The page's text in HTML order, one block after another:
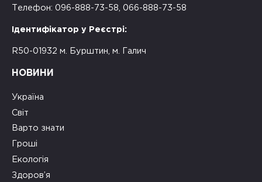
Телефон: 096-888-73-58, 066-888-73-58
Ідентифікатор у Реєстрі:
R50-01932 м. Бурштин, м. Галич
НОВИНИ
Україна
Світ
Варто знати
Гроші
Екологія
Здоров’я